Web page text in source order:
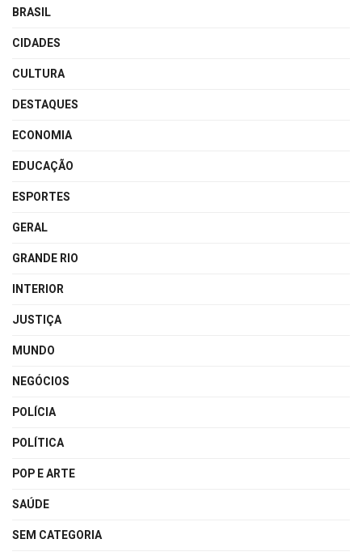
BRASIL
CIDADES
CULTURA
DESTAQUES
ECONOMIA
EDUCAÇÃO
ESPORTES
GERAL
GRANDE RIO
INTERIOR
JUSTIÇA
MUNDO
NEGÓCIOS
POLÍCIA
POLÍTICA
POP E ARTE
SAÚDE
SEM CATEGORIA